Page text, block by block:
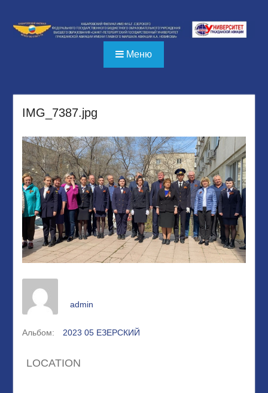
содержимому
Меню
IMG_7387.jpg
admin
Альбом: 2023 05 ЕЗЕРСКИЙ
LOCATION